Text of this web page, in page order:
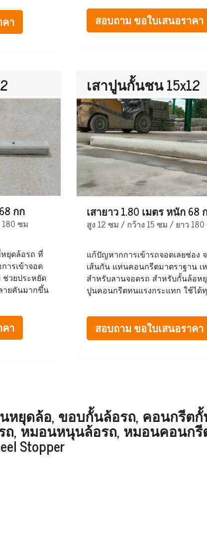
า สอบถาม ขอใบเสนอราคา
กก
ซม
ยุดล้อรถ ที่
ารเข้าจอด
ช่วยประหยัด
ายคันมากขึ้น
า
เสาปูนกั้นชน 15x12
เสายาว 1.80 เมตร หนัก 68
สูง 12 ซม / กว้าง 15 ซม / ยาว
แก้ปัญหากการเข้ารถจอดเลยช่อง
เส้นกัน แท่นคอนกรีตมาตราฐาน เ
สำหรับลานจอดรถ สำหรับกั้นล้อห
ปูนคอนกรีตทนแรงกระแทก ใช้ได้
สอบถาม ขอใบเสนอราคา
หยุดล้อ, ขอบกั้นล้อรถ, คอนกรี
, หมอนหนุนล้อรถ, หมอนคอนก
Stopper